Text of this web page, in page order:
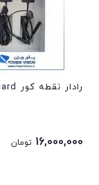
رادار نقطه کور Blind Guard
16,000,000 تومان